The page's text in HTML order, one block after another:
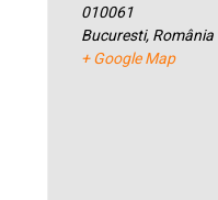
010061
Bucuresti, România
+ Google Map